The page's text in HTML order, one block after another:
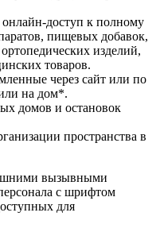
доступ к полному
пищевых добавок,
изделий,
товаров.
через сайт или по
на дом*.
домов и остановок
пространства в
вызывными
с шрифтом
для